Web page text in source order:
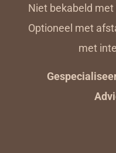
Niet bekabeld
Optioneel met
met